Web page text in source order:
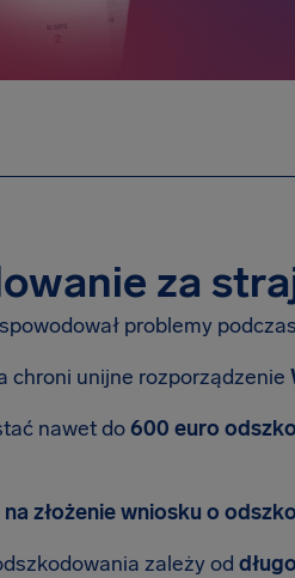
za
spowodował problemy
chroni unijne rozporządzenie
nawet do600 euro
złożenie wniosku o
zależy od